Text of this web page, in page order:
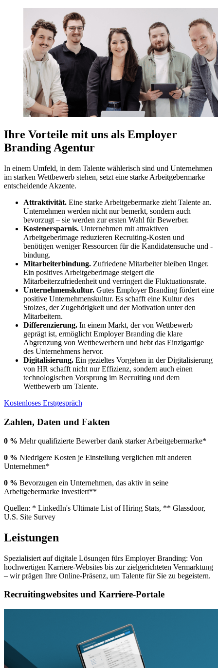
Ihre Vorteile mit uns als Employer
Branding Agentur
In einem Umfeld, in dem Talente wählerisch sind und Unternehmen
im starken Wettbewerb stehen, setzt eine starke Arbeitgebermarke
entscheidende Akzente.
Attraktivität. Eine starke Arbeitgebermarke zieht Talente an.
Unternehmen werden nicht nur bemerkt, sondern auch
bevorzugt – sie werden zur ersten Wahl für Bewerber.
Kostenersparnis. Unternehmen mit attraktiven
Arbeitgeberimage reduzieren Recruiting-Kosten und
benötigen weniger Ressourcen für die Kandidatensuche und -
bindung.
Mitarbeiterbindung. Zufriedene Mitarbeiter bleiben länger.
Ein positives Arbeitgeberimage steigert die
Mitarbeiterzufriedenheit und verringert die Fluktuationsrate.
Unternehmenskultur. Gutes Employer Branding fördert eine
positive Unternehmenskultur. Es schafft eine Kultur des
Stolzes, der Zugehörigkeit und der Motivation unter den
Mitarbeitern.
Differenzierung. In einem Markt, der von Wettbewerb
geprägt ist, ermöglicht Employer Branding die klare
Abgrenzung von Wettbewerbern und hebt das Einzigartige
des Unternehmens hervor.
Digitalisierung. Ein gezieltes Vorgehen in der Digitalisierung
von HR schafft nicht nur Effizienz, sondern auch einen
technologischen Vorsprung im Recruiting und dem
Wettbewerb um Talente.
Kostenloses Erstgespräch
Zahlen, Daten und Fakten
0 % Mehr qualifizierte Bewerber dank starker Arbeitgebermarke*
0 % Niedrigere Kosten je Einstellung verglichen mit anderen
Unternehmen*
0 % Bevorzugen ein Unternehmen, das aktiv in seine
Arbeitgebermarke investiert**
Quellen: * LinkedIn's Ultimate List of Hiring Stats, ** Glassdoor,
U.S. Site Survey
Leistungen
Spezialisiert auf digitale Lösungen fürs Employer Branding: Von
hochwertigen Karriere-Websites bis zur zielgerichteten Vermarktung
– wir prägen Ihre Online-Präsenz, um Talente für Sie zu begeistern.
Recruitingwebsites und Karriere-Portale